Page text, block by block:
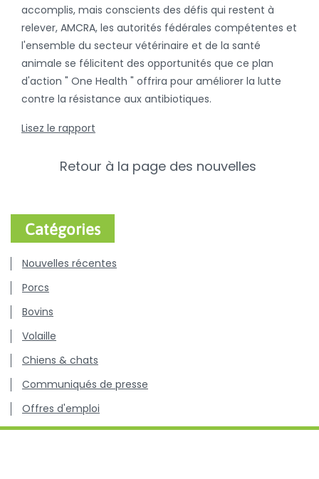
accomplis, mais conscients des défis qui restent à
relever, AMCRA, les autorités fédérales compétentes et
l'ensemble du secteur vétérinaire et de la santé
animale se félicitent des opportunités que ce plan
d'action " One Health " offrira pour améliorer la lutte
contre la résistance aux antibiotiques.
Lisez le rapport
Retour à la page des nouvelles
Catégories
Nouvelles récentes
Porcs
Bovins
Volaille
Chiens & chats
Communiqués de presse
Offres d'emploi